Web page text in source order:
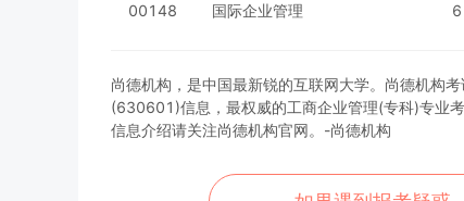
00148 国际企业管理 6
尚德机构，是中国最新锐的互联网大学。尚德机构
(630601)信息，最权威的工商企业管理(专科)专业
信息介绍请关注尚德机构官网。-尚德机构